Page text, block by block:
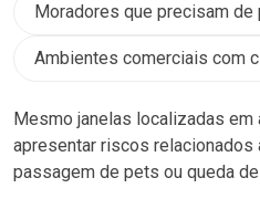
Moradores que precisam de
Ambientes comerciais com
Mesmo janelas localizadas
apresentar riscos
passagem de pets ou queda